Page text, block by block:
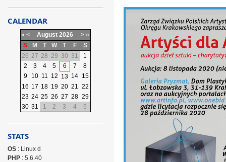
CALENDAR
« < August 2026 > »
S
M T W T F
S
26 27 28 29 30 31
1
2
3 4 5 6 7
8
9
10 11 12 13 14 15
16 17 18 19 20 21 22
23 24 25 26 27 28 29
30 31 1 2 3 4 5
STATS
OS: Linux d
PHP: 5.6.40